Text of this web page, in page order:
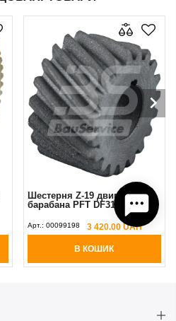
Шестерня Z-19 двигуна
барабана PFT DF31 M1P4
Арт.: 00099198 3 420.00 UAH
В КОШИК